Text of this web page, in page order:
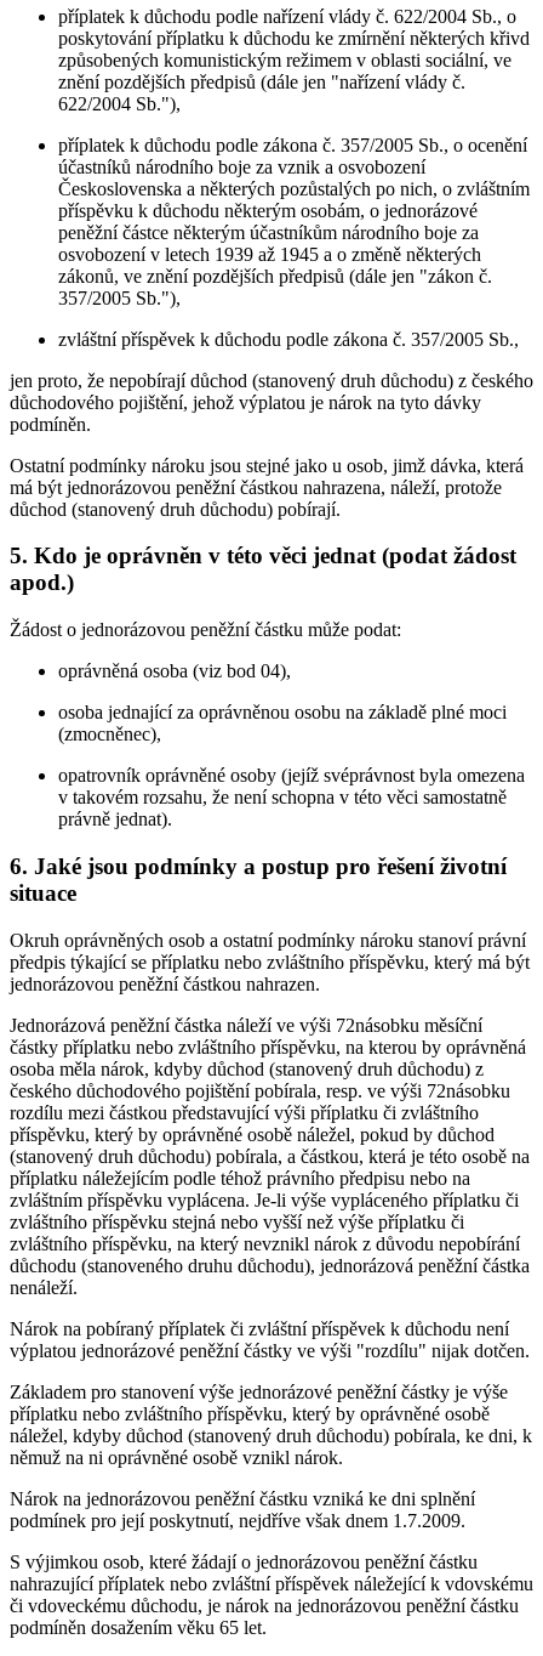
příplatek k důchodu podle nařízení vlády č. 622/2004 Sb., o
poskytování příplatku k důchodu ke zmírnění některých křivd
způsobených komunistickým režimem v oblasti sociální, ve
znění pozdějších předpisů (dále jen "nařízení vlády č.
622/2004 Sb."),
příplatek k důchodu podle zákona č. 357/2005 Sb., o ocenění
účastníků národního boje za vznik a osvobození
Československa a některých pozůstalých po nich, o zvláštním
příspěvku k důchodu některým osobám, o jednorázové
peněžní částce některým účastníkům národního boje za
osvobození v letech 1939 až 1945 a o změně některých
zákonů, ve znění pozdějších předpisů (dále jen "zákon č.
357/2005 Sb."),
zvláštní příspěvek k důchodu podle zákona č. 357/2005 Sb.,
jen proto, že nepobírají důchod (stanovený druh důchodu) z českého
důchodového pojištění, jehož výplatou je nárok na tyto dávky
podmíněn.
Ostatní podmínky nároku jsou stejné jako u osob, jimž dávka, která
má být jednorázovou peněžní částkou nahrazena, náleží, protože
důchod (stanovený druh důchodu) pobírají.
5. Kdo je oprávněn v této věci jednat (podat žádost
apod.)
Žádost o jednorázovou peněžní částku může podat:
oprávněná osoba (viz bod 04),
osoba jednající za oprávněnou osobu na základě plné moci
(zmocněnec),
opatrovník oprávněné osoby (jejíž svéprávnost byla omezena
v takovém rozsahu, že není schopna v této věci samostatně
právně jednat).
6. Jaké jsou podmínky a postup pro řešení životní
situace
Okruh oprávněných osob a ostatní podmínky nároku stanoví právní
předpis týkající se příplatku nebo zvláštního příspěvku, který má být
jednorázovou peněžní částkou nahrazen.
Jednorázová peněžní částka náleží ve výši 72násobku měsíční
částky příplatku nebo zvláštního příspěvku, na kterou by oprávněná
osoba měla nárok, kdyby důchod (stanovený druh důchodu) z
českého důchodového pojištění pobírala, resp. ve výši 72násobku
rozdílu mezi částkou představující výši příplatku či zvláštního
příspěvku, který by oprávněné osobě náležel, pokud by důchod
(stanovený druh důchodu) pobírala, a částkou, která je této osobě na
příplatku náležejícím podle téhož právního předpisu nebo na
zvláštním příspěvku vyplácena. Je-li výše vypláceného příplatku či
zvláštního příspěvku stejná nebo vyšší než výše příplatku či
zvláštního příspěvku, na který nevznikl nárok z důvodu nepobírání
důchodu (stanoveného druhu důchodu), jednorázová peněžní částka
nenáleží.
Nárok na pobíraný příplatek či zvláštní příspěvek k důchodu není
výplatou jednorázové peněžní částky ve výši "rozdílu" nijak dotčen.
Základem pro stanovení výše jednorázové peněžní částky je výše
příplatku nebo zvláštního příspěvku, který by oprávněné osobě
náležel, kdyby důchod (stanovený druh důchodu) pobírala, ke dni, k
němuž na ni oprávněné osobě vznikl nárok.
Nárok na jednorázovou peněžní částku vzniká ke dni splnění
podmínek pro její poskytnutí, nejdříve však dnem 1.7.2009.
S výjimkou osob, které žádají o jednorázovou peněžní částku
nahrazující příplatek nebo zvláštní příspěvek náležející k vdovskému
či vdoveckému důchodu, je nárok na jednorázovou peněžní částku
podmíněn dosažením věku 65 let.